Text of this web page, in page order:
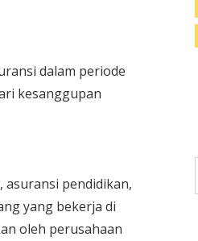
dalam periode
kesanggupan
asuransi pendidikan,
yang bekerja di
oleh perusahaan